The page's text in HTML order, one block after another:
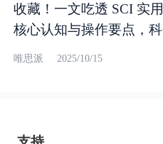
收藏！一文吃透 SCI 实用
核心认知与操作要点，
存
唯思派 2025/10/15